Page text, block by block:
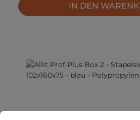
IN DEN
Cookie-Voreinstellungen
Diese Website verwendet Cookies,